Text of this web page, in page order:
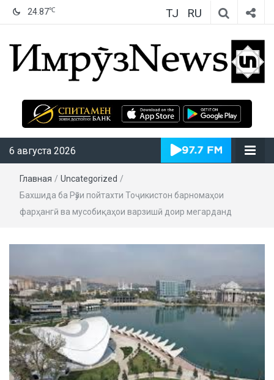
24.87℃ TJ RU
ИмрӯзNews
6 августа 2026
Главная / Uncategorized /
Бахшида ба Рӯзи пойтахти Тоҷикистон барномаҳои
фарҳангӣ ва мусобиқаҳои варзишӣ доир мегарданд